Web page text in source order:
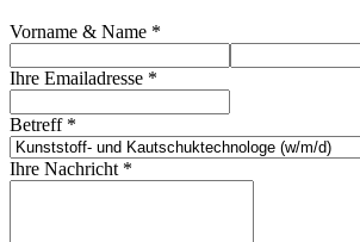
Vorname & Name *
Ihre Emailadresse *
Betreff *
Ihre Nachricht *